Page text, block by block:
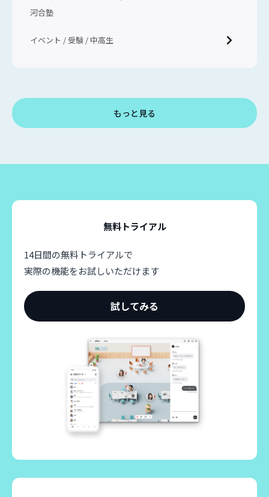
ンイベントの新しい形
河合塾
イベント / 受験 / 中高生
もっと見る
無料トライアル
14日間の無料トライアルで
実際の機能をお試しいただけます
試してみる